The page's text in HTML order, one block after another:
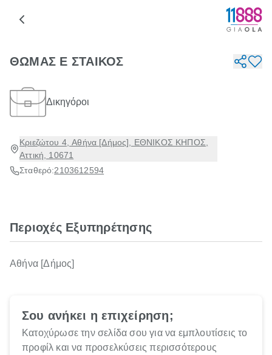
ΘΩΜΑΣ Ε ΣΤΑΙΚΟΣ
Δικηγόροι
Κριεζώτου 4, Αθήνα [Δήμος], ΕΘΝΙΚΟΣ ΚΗΠΟΣ,
Αττική, 10671
Σταθερό:2103612594
Περιοχές Εξυπηρέτησης
Αθήνα [Δήμος]
Σου ανήκει η επιχείρηση;
Κατοχύρωσε την σελίδα σου για να εμπλουτίσεις το
προφίλ και να προσελκύσεις περισσότερους